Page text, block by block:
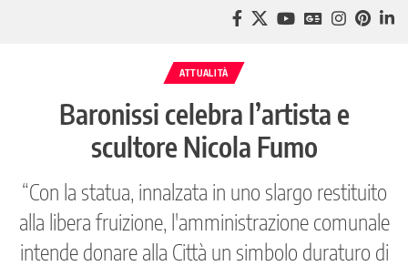
ATTUALITÀ
Baronissi celebra l’artista e
scultore Nicola Fumo
“Con la statua, innalzata in uno slargo restituito
alla libera fruizione, l'amministrazione comunale
intende donare alla Città un simbolo duraturo di